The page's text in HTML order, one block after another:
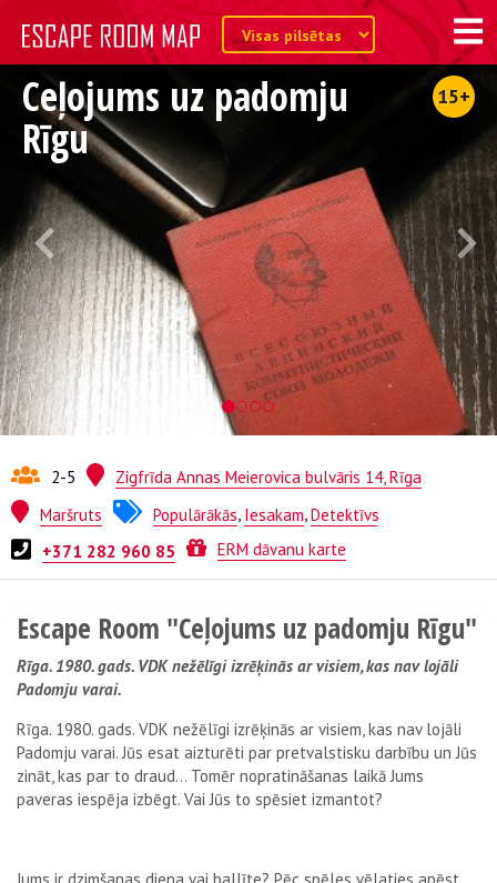
Ceļojums uz padomju
Rīgu
15+
2-5
Zigfrīda Annas Meierovica bulvāris 14, Rīga
Maršruts
Populārākās, Iesakam,Detektīvs
+371 282 960 85
ERM dāvanu karte
Escape Room "Ceļojums uz padomju Rīgu"
Rīga. 1980. gads. VDK nežēlīgi izrēķinās ar visiem, kas nav lojāli
Padomju varai.
Rīga. 1980. gads. VDK nežēlīgi izrēķinās ar visiem, kas nav lojāli
Padomju varai. Jūs esat aizturēti par pretvalstisku darbību un Jūs
zināt, kas par to draud... Tomēr nopratināšanas laikā Jums
paveras iespēja izbēgt. Vai Jūs to spēsiet izmantot?